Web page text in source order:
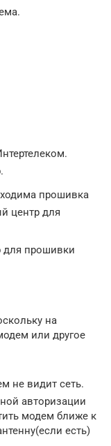
прошивка
центр для
для прошивки
на
или другое
не видит сеть.
авторизации
модем ближе к
есть)